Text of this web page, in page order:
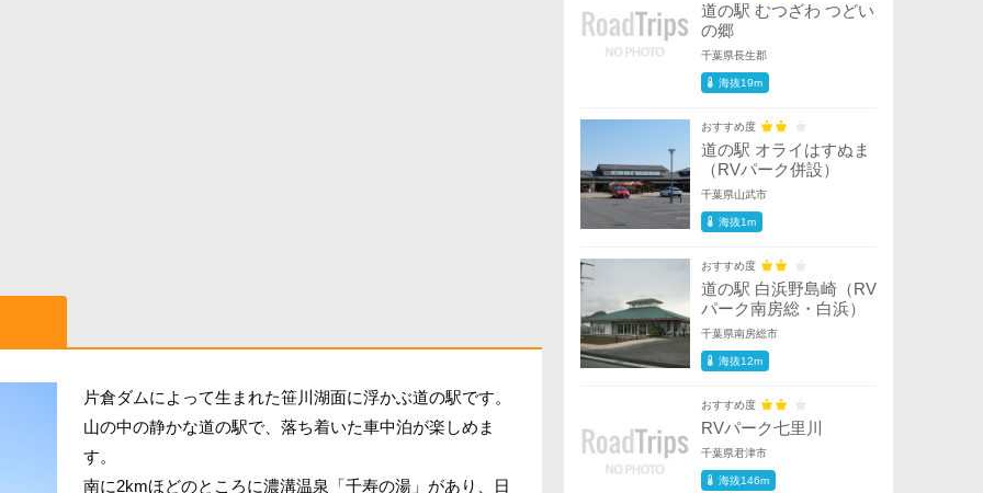
片倉ダムによって生まれた笹川湖面に浮かぶ道の駅です。
山の中の静かな道の駅で、落ち着いた車中泊が楽しめま
す。
南に2kmほどのところに濃溝温泉「千寿の湯」があり、日
道の駅 むつざわ つどい
の郷
千葉県長生郡
海抜19m
おすすめ度
道の駅 オライはすぬま
（RVパーク併設）
千葉県山武市
海抜1m
おすすめ度
道の駅 白浜野島崎（RV
パーク南房総・白浜）
千葉県南房総市
海抜12m
おすすめ度
RVパーク七里川
千葉県君津市
海抜146m